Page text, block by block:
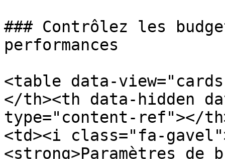
### Contrôlez les
performances
<table data-
</th><th data-hidden
type="content-ref"></
<td><i class="fa-
<strong>Paramètres de